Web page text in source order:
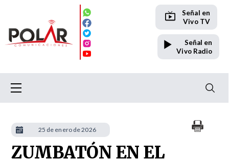
Señal en
Vivo TV
Señal en
Vivo Radio
ZUMBATÓN EN EL
25 de enero de 2026